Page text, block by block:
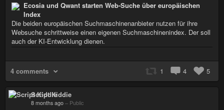
Ecosia und Qwant starten Web-Suche über europäischen
Index
Die beiden europäischen Suchmaschinenanbieter nutzen für ihre
Websuche schrittweise einen eigenen Suchmaschinenindex. Der soll
auch der KI-Entwicklung dienen.
4 comments 1 4 5
Script Kiddie
8 months ago – Public